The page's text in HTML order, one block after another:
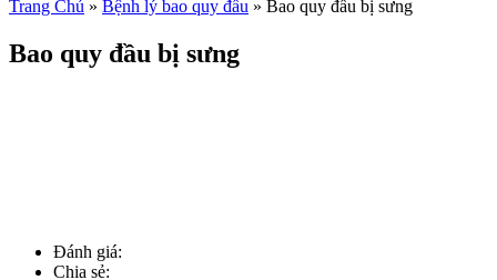
Trang Chủ » Bệnh lý bao quy đầu » Bao quy đầu bị sưng
Bao quy đầu bị sưng
Đánh giá:
Chia sẻ: